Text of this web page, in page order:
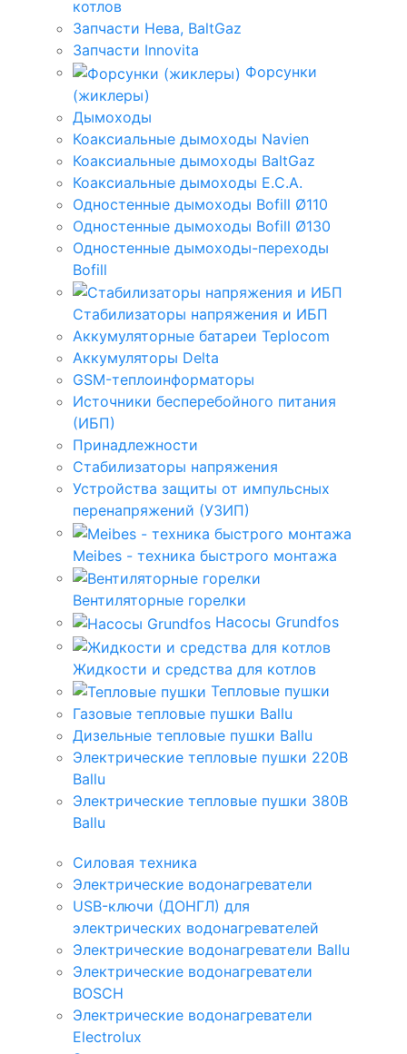
котлов
Запчасти Нева, BaltGaz
Запчасти Innovita
Форсунки
(жиклеры)
Дымоходы
Коаксиальные дымоходы Navien
Коаксиальные дымоходы BaltGaz
Коаксиальные дымоходы E.C.A.
Одностенные дымоходы Bofill Ø110
Одностенные дымоходы Bofill Ø130
Одностенные дымоходы-переходы
Bofill
Стабилизаторы напряжения и ИБП
Аккумуляторные батареи Teplocom
Аккумуляторы Delta
GSM-теплоинформаторы
Источники бесперебойного питания
(ИБП)
Принадлежности
Стабилизаторы напряжения
Устройства защиты от импульсных
перенапряжений (УЗИП)
Meibes - техника быстрого монтажа
Вентиляторные горелки
Насосы Grundfos
Жидкости и средства для котлов
Тепловые пушки
Газовые тепловые пушки Ballu
Дизельные тепловые пушки Ballu
Электрические тепловые пушки 220В
Ballu
Электрические тепловые пушки 380В
Ballu
Силовая техника
Электрические водонагреватели
USB-ключи (ДОНГЛ) для
электрических водонагревателей
Электрические водонагреватели Ballu
Электрические водонагреватели
BOSCH
Электрические водонагреватели
Electrolux